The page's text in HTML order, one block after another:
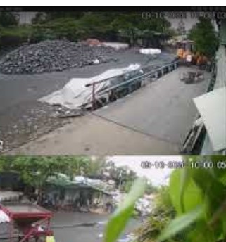
Review Về Mẫu Camera H8 Pro 3K Của EZVIZ